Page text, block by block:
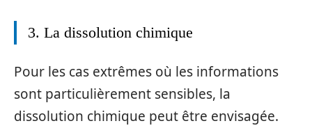
3. La dissolution chimique
Pour les cas extrêmes où les informations
sont particulièrement sensibles, la
dissolution chimique peut être envisagée.